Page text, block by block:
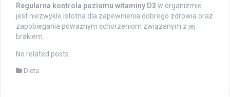
Regularna kontrola poziomu witaminy D3 w organizmie
jest niezwykle istotna dla zapewnienia dobrego zdrowia oraz
zapobiegania poważnym schorzeniom związanym z jej
brakiem.
No related posts.
Dieta